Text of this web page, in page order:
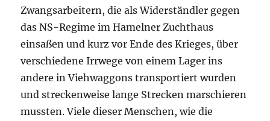
Zwangsarbeitern, die als Widerständler gegen
das NS-Regime im Hamelner Zuchthaus
einsaßen und kurz vor Ende des Krieges, über
verschiedene Irrwege von einem Lager ins
andere in Viehwaggons transportiert wurden
und streckenweise lange Strecken marschieren
mussten. Viele dieser Menschen, wie die